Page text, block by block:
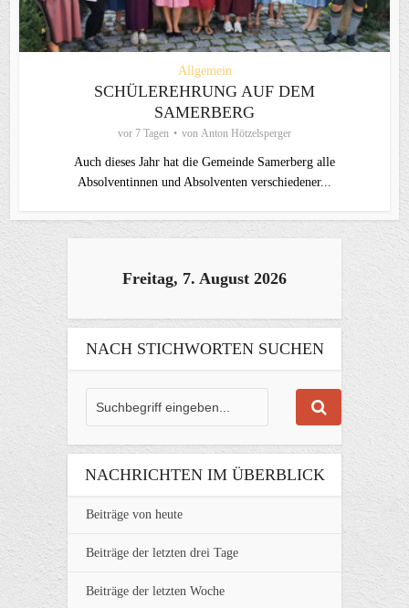
Allgemein
SCHÜLEREHRUNG AUF DEM
SAMERBERG
vor 7 Tagen von Anton Hötzelsperger
Auch dieses Jahr hat die Gemeinde Samerberg alle
Absolventinnen und Absolventen verschiedener...
Freitag, 7. August 2026
NACH STICHWORTEN SUCHEN
NACHRICHTEN IM ÜBERBLICK
Beiträge von heute
Beiträge der letzten drei Tage
Beiträge der letzten Woche